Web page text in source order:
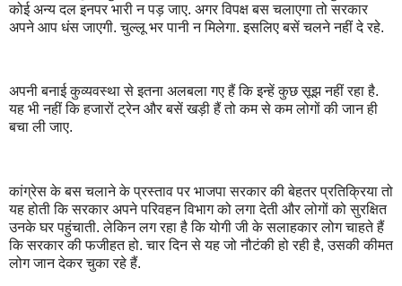
कोई अन्य दल इनपर भारी न पड़ जाए. अगर विपक्ष बस चलाएगा तो सरकार
अपने आप धंस जाएगी. चुल्लू भर पानी न मिलेगा. इसलिए बसें चलने नहीं दे रहे.
अपनी बनाई कुव्यवस्था से इतना अलबला गए हैं कि इन्हें कुछ सूझ नहीं रहा है.
यह भी नहीं कि हजारों ट्रेन और बसें खड़ी हैं तो कम से कम लोगों की जान ही
बचा ली जाए.
कांग्रेस के बस चलाने के प्रस्ताव पर भाजपा सरकार की बेहतर प्रतिक्रिया तो
यह होती कि सरकार अपने परिवहन विभाग को लगा देती और लोगों को सुरक्षित
उनके घर पहुंचाती. लेकिन लग रहा है कि योगी जी के सलाहकार लोग चाहते हैं
कि सरकार की फजीहत हो. चार दिन से यह जो नौटंकी हो रही है, उसकी कीमत
लोग जान देकर चुका रहे हैं.